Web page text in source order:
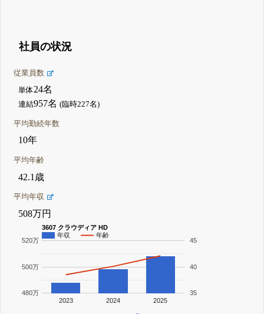
社員の状況
従業員数
単体24名
連結957名(臨時227名)
平均勤続年数
10年
平均年齢
42.1歳
平均年収
508万円
3607 クラウディア HD
年収
年齢
2023 2024 2025
480万
500万
520万
35
40
45